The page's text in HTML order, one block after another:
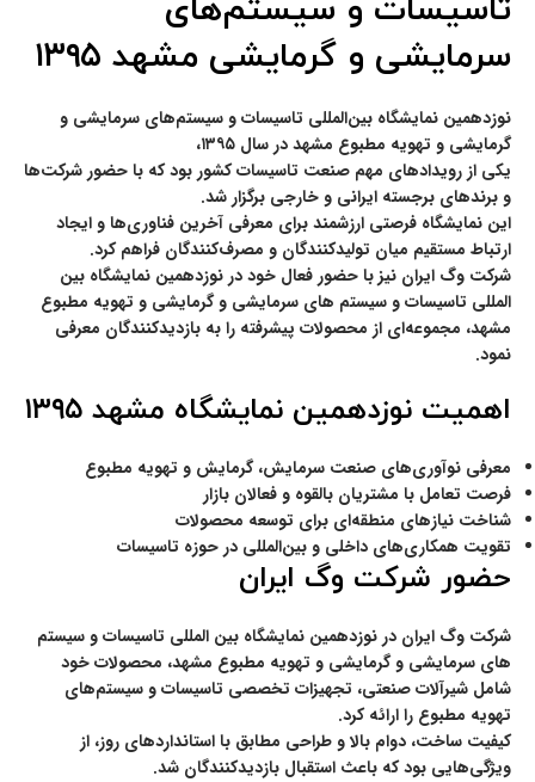
تاسیسات و سیستم‌های
سرمایشی و گرمایشی مشهد ۱۳۹۵
نوزدهمین نمایشگاه بین‌المللی تاسیسات و سیستم‌های سرمایشی و
گرمایشی و تهویه مطبوع مشهد در سال ۱۳۹۵،
یکی از رویدادهای مهم صنعت تاسیسات کشور بود که با حضور شرکت‌ها
و برندهای برجسته ایرانی و خارجی برگزار شد.
این نمایشگاه فرصتی ارزشمند برای معرفی آخرین فناوری‌ها و ایجاد
ارتباط مستقیم میان تولیدکنندگان و مصرف‌کنندگان فراهم کرد.
شرکت وگ ایران نیز با حضور فعال خود در نوزدهمین نمایشگاه بین
المللی تاسیسات و سیستم های سرمایشی و گرمایشی و تهویه مطبوع
مشهد، مجموعه‌ای از محصولات پیشرفته را به بازدیدکنندگان معرفی
نمود.
اهمیت نوزدهمین نمایشگاه مشهد ۱۳۹۵
معرفی نوآوری‌های صنعت سرمایش، گرمایش و تهویه مطبوع
فرصت تعامل با مشتریان بالقوه و فعالان بازار
شناخت نیازهای منطقه‌ای برای توسعه محصولات
تقویت همکاری‌های داخلی و بین‌المللی در حوزه تاسیسات
حضور شرکت وگ ایران
شرکت وگ ایران در نوزدهمین نمایشگاه بین المللی تاسیسات و سیستم
های سرمایشی و گرمایشی و تهویه مطبوع مشهد، محصولات خود
شامل شیرآلات صنعتی، تجهیزات تخصصی تاسیسات و سیستم‌های
تهویه مطبوع را ارائه کرد.
کیفیت ساخت، دوام بالا و طراحی مطابق با استانداردهای روز، از
ویژگی‌هایی بود که باعث استقبال بازدیدکنندگان شد.